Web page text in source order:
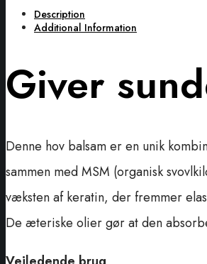
Description
Additional Information
Giver
Denne hov balsam er en unik
sammen med MSM (organisk
væksten af keratin, der fremmer
De æteriske olier gør at den